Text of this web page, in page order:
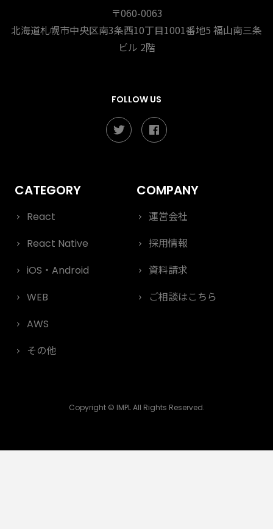
〒060-0063
北海道札幌市中央区南3条西10丁目1001番地5 福山南三条
ビル 2階
FOLLOW US
React
React Native
iOS・Android
WEB
AWS
その他
運営会社
採用情報
資料請求
ご相談はこちら
Copyright © IMPL All Rights Reserved.